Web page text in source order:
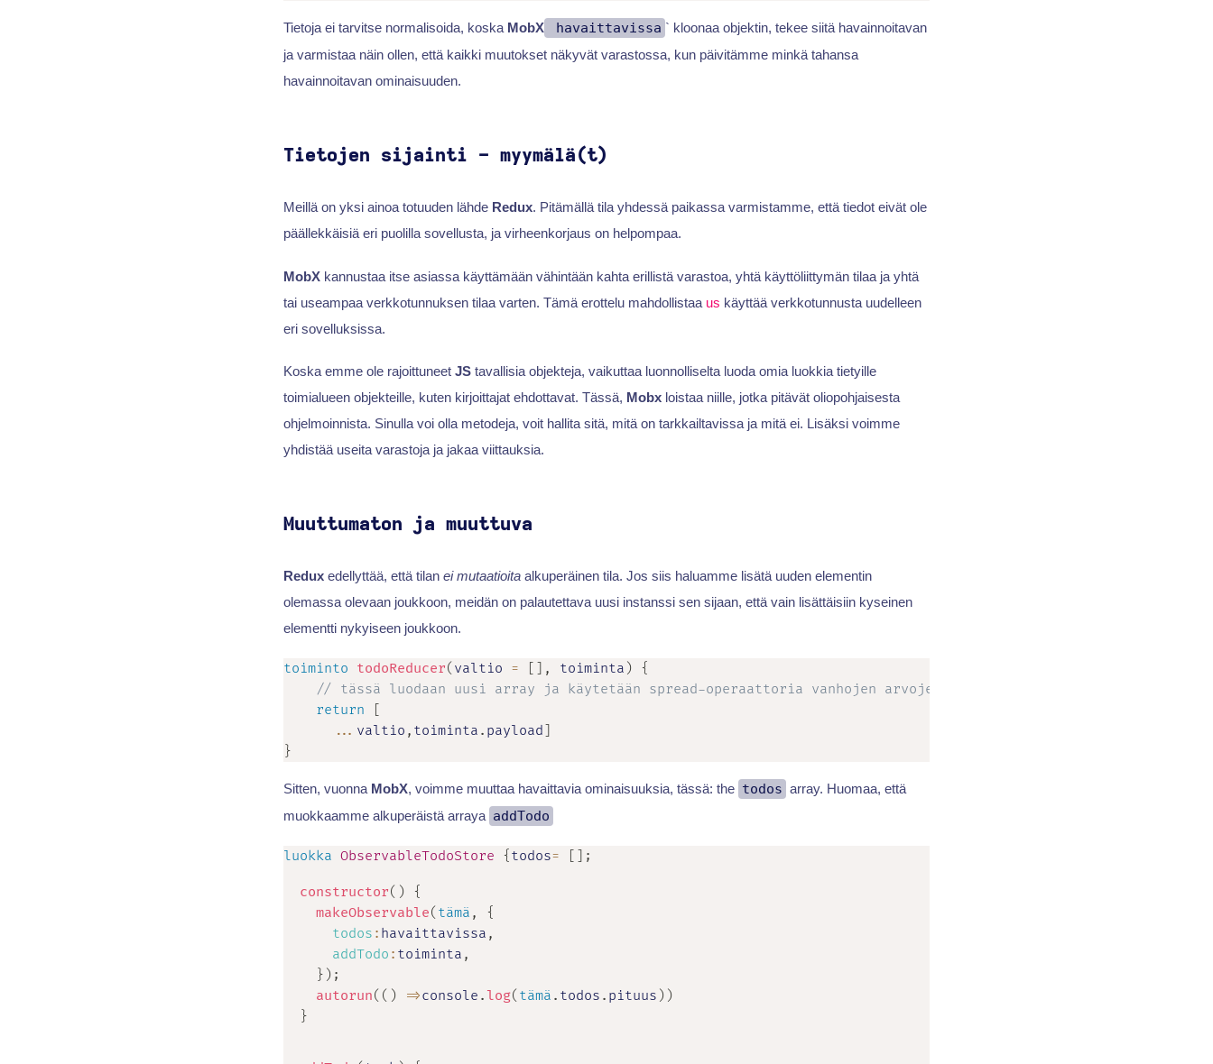
Tietoja ei tarvitse normalisoida, koska MobX havaittavissa ` kloonaa objektin, tekee siitä havainnoitavan
ja varmistaa näin ollen, että kaikki muutokset näkyvät varastossa, kun päivitämme minkä tahansa
havainnoitavan ominaisuuden.
Tietojen sijainti - myymälä(t)
Meillä on yksi ainoa totuuden lähde Redux. Pitämällä tila yhdessä paikassa varmistamme, että tiedot eivät ole
päällekkäisiä eri puolilla sovellusta, ja virheenkorjaus on helpompaa.
MobXkannustaa itse asiassa käyttämään vähintään kahta erillistä varastoa, yhtä käyttöliittymän tilaa ja yhtä
tai useampaa verkkotunnuksen tilaa varten. Tämä erottelu mahdollistaa us käyttää verkkotunnusta uudelleen
eri sovelluksissa.
Koska emme ole rajoittuneet JStavallisia objekteja, vaikuttaa luonnolliselta luoda omia luokkia tietyille
toimialueen objekteille, kuten kirjoittajat ehdottavat. Tässä, Mobxloistaa niille, jotka pitävät oliopohjaisesta
ohjelmoinnista. Sinulla voi olla metodeja, voit hallita sitä, mitä on tarkkailtavissa ja mitä ei. Lisäksi voimme
yhdistää useita varastoja ja jakaa viittauksia.
Muuttumaton ja muuttuva
Reduxedellyttää, että tilan ei mutaatioitaalkuperäinen tila. Jos siis haluamme lisätä uuden elementin
olemassa olevaan joukkoon, meidän on palautettava uusi instanssi sen sijaan, että vain lisättäisiin kyseinen
elementti nykyiseen joukkoon.
toiminto todoReducer( valtio = [ ] , toiminta )
{
// tässä luodaan uusi array ja käytetään spread-operaattoria vanhojen arvojen säilyttämiseksi.
return
[
... valtio , toiminta . payload]
}
Sitten, vuonna MobX, voimme muuttaa havaittavia ominaisuuksia, tässä: the todos array. Huomaa, että
muokkaamme alkuperäistä arraya addTodo
luokka ObservableTodoStore { todos= ;
constructor( )
{
makeObservable( tämä ,
{
todos : havaittavissa ,
addTodo : toiminta ,
} ) ;
autorun( ( ) =>console . log( tämä . todos . pituus ) )
}